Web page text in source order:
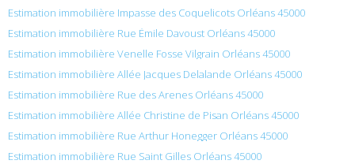
Estimation immobilière Impasse des Coquelicots Orléans 45000
Estimation immobilière Rue Émile Davoust Orléans 45000
Estimation immobilière Venelle Fosse Vilgrain Orléans 45000
Estimation immobilière Allée Jacques Delalande Orléans 45000
Estimation immobilière Rue des Arenes Orléans 45000
Estimation immobilière Allée Christine de Pisan Orléans 45000
Estimation immobilière Rue Arthur Honegger Orléans 45000
Estimation immobilière Rue Saint Gilles Orléans 45000